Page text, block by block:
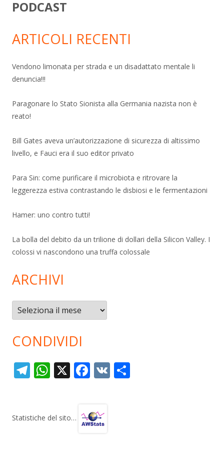
PODCAST
ARTICOLI RECENTI
Vendono limonata per strada e un disadattato mentale li
denuncia!!!
Paragonare lo Stato Sionista alla Germania nazista non è
reato!
Bill Gates aveva un’autorizzazione di sicurezza di altissimo
livello, e Fauci era il suo editor privato
Para Sin: come purificare il microbiota e ritrovare la
leggerezza estiva contrastando le disbiosi e le fermentazioni
Hamer: uno contro tutti!
La bolla del debito da un trilione di dollari della Silicon Valley. I
colossi vi nascondono una truffa colossale
ARCHIVI
Archivi
CONDIVIDI
T
gr
W
s
X F
b
V
Statistiche del sito…